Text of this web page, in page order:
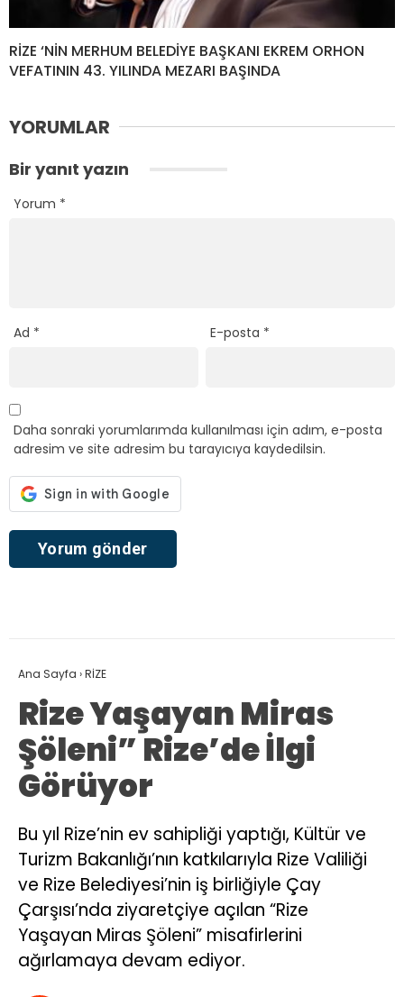
RİZE ‘NİN MERHUM BELEDİYE BAŞKANI EKREM ORHON
VEFATININ 43. YILINDA MEZARI BAŞINDA
YORUMLAR
Bir yanıt yazın
Yorum *
Ad * E-posta *
Daha sonraki yorumlarımda kullanılması için adım, e-posta
adresim ve site adresim bu tarayıcıya kaydedilsin.
Ana Sayfa ›RİZE
Rize Yaşayan Miras
Şöleni” Rize’de İlgi
Görüyor
Bu yıl Rize’nin ev sahipliği yaptığı, Kültür ve
Turizm Bakanlığı’nın katkılarıyla Rize Valiliği
ve Rize Belediyesi’nin iş birliğiyle Çay
Çarşısı’nda ziyaretçiye açılan “Rize
Yaşayan Miras Şöleni” misafirlerini
ağırlamaya devam ediyor.